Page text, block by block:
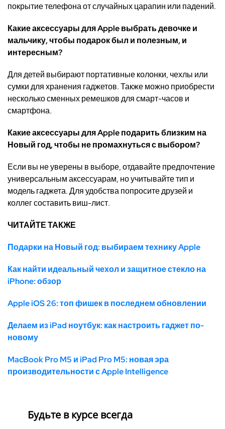
покрытие телефона от случайных царапин или падений.
Какие аксессуары для Apple выбрать девочке и
мальчику, чтобы подарок был и полезным, и
интересным?
Для детей выбирают портативные колонки, чехлы или
сумки для хранения гаджетов. Также можно приобрести
несколько сменных ремешков для смарт-часов и
смартфона.
Какие аксессуары для Apple подарить близким на
Новый год, чтобы не промахнуться с выбором?
Если вы не уверены в выборе, отдавайте предпочтение
универсальным аксессуарам, но учитывайте тип и
модель гаджета. Для удобства попросите друзей и
коллег составить виш-лист.
ЧИТАЙТЕ ТАКЖЕ
Подарки на Новый год: выбираем технику Apple
Как найти идеальный чехол и защитное стекло на
iPhone: обзор
Apple iOS 26: топ фишек в последнем обновлении
Делаем из iPad ноутбук: как настроить гаджет по-
новому
MacBook Pro M5 и iPad Pro M5: новая эра
производительности с Apple Intelligence
Будьте в курсе всегда